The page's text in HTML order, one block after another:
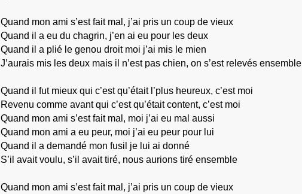
Quand mon ami s’est fait mal, j’ai pris un coup de vieux
Quand il a eu du chagrin, j’en ai eu pour les deux
Quand il a plié le genou droit moi j’ai mis le mien
J’aurais mis les deux mais il n’est pas chien, on s’est relevés ensemble
Quand il fut mieux qui c’est qu’était l’plus heureux, c’est moi
Revenu comme avant qui c’est qu’était content, c’est moi
Quand mon ami s’est fait mal, moi j’ai eu mal aussi
Quand mon ami a eu peur, moi j’ai eu peur pour lui
Quand il a demandé mon fusil je lui ai donné
S’il avait voulu, s’il avait tiré, nous aurions tiré ensemble
Quand mon ami s’est fait mal, j’ai pris un coup de vieux